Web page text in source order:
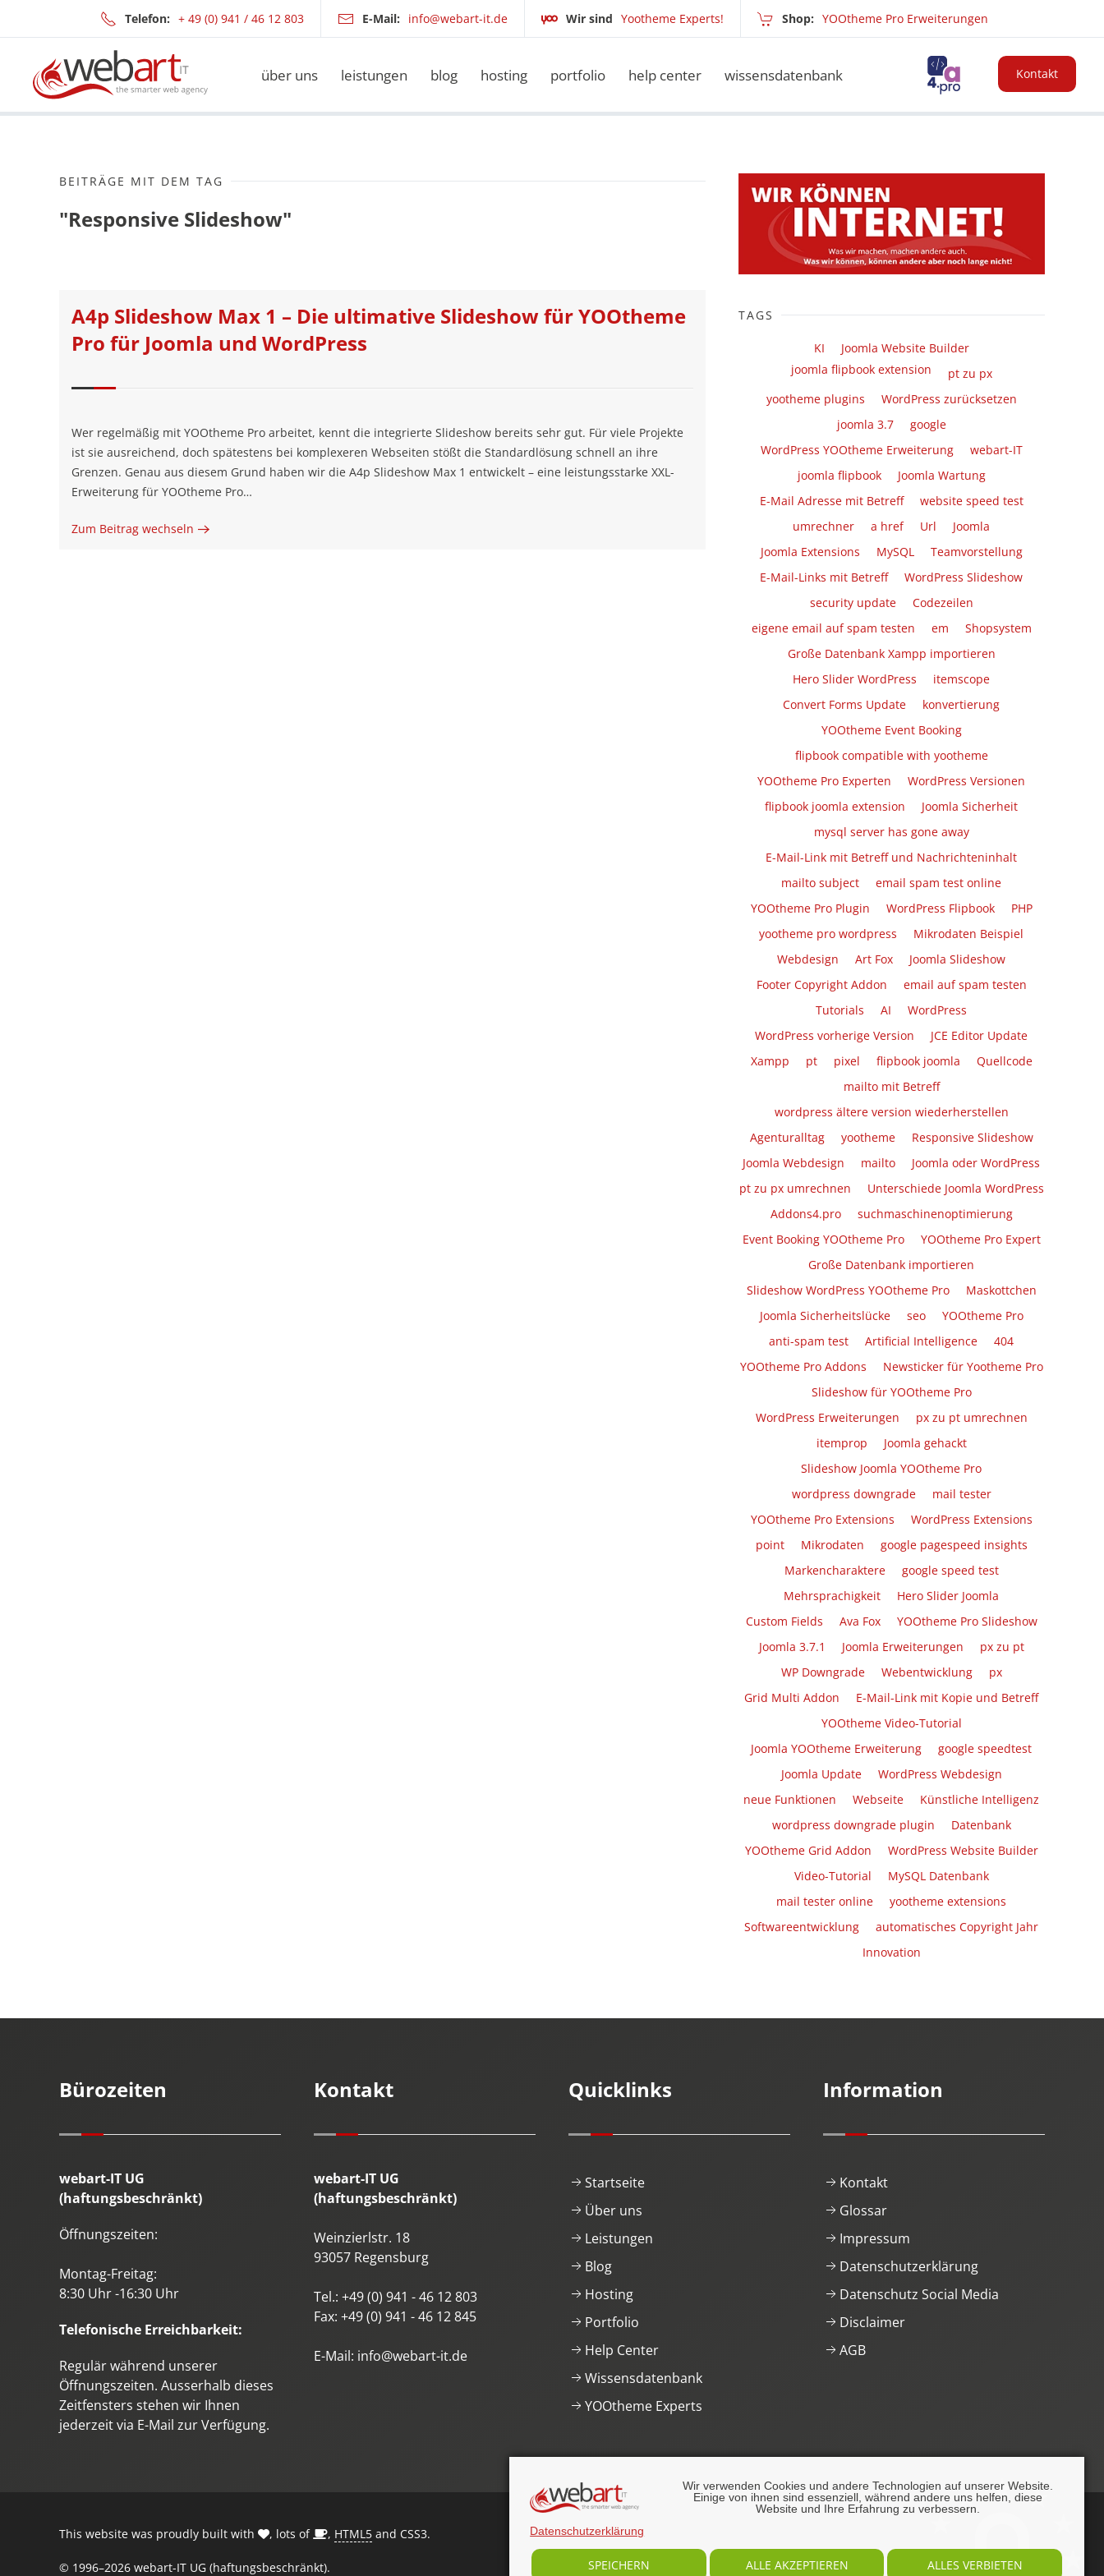
Wir verwenden Cookies und andere Technologien auf unserer Website.
Einige von ihnen sind essenziell, während andere uns helfen, diese
Website und Ihre Erfahrung zu verbessern.
Datenschutzerklärung
SPEICHERN ALLE AKZEPTIEREN ALLES VERBIETEN
Zum Hauptinhalt springen
Telefon: + 49 (0) 941 / 46 12 803 E-Mail: info@webart-it.de Wir sind Yootheme Experts! Shop: YOOtheme Pro Erweiterungen
über uns leistungen blog hosting portfolio help center wissensdatenbank Kontakt
BEITRÄGE MIT DEM TAG
"Responsive Slideshow"
A4p Slideshow Max 1 – Die ultimative Slideshow für YOOtheme
Pro für Joomla und WordPress
Wer regelmäßig mit YOOtheme Pro arbeitet, kennt die integrierte Slideshow bereits sehr gut. Für viele Projekte
ist sie ausreichend, doch spätestens bei komplexeren Webseiten stößt die Standardlösung schnell an ihre
Grenzen. Genau aus diesem Grund haben wir die A4p Slideshow Max 1 entwickelt – eine leistungsstarke XXL-
Erweiterung für YOOtheme Pro…
Zum Beitrag wechseln
TAGS
KI
Joomla Website Builder
joomla flipbook extension
pt zu px
yootheme plugins
WordPress zurücksetzen
joomla 3.7
google
WordPress YOOtheme Erweiterung
webart-IT
joomla flipbook
Joomla Wartung
E-Mail Adresse mit Betreff
website speed test
umrechner
a href Url
Joomla
Joomla Extensions
MySQL
Teamvorstellung
E-Mail-Links mit Betreff
WordPress Slideshow
security update
Codezeilen
eigene email auf spam testen
em
Shopsystem
Große Datenbank Xampp importieren
Hero Slider WordPress
itemscope
Convert Forms Update
konvertierung
YOOtheme Event Booking
flipbook compatible with yootheme
YOOtheme Pro Experten
WordPress Versionen
flipbook joomla extension
Joomla Sicherheit
mysql server has gone away
E-Mail-Link mit Betreff und Nachrichteninhalt
mailto subject
email spam test online
YOOtheme Pro Plugin
WordPress Flipbook
PHP
yootheme pro wordpress
Mikrodaten Beispiel
Webdesign
Art Fox
Joomla Slideshow
Footer Copyright Addon
email auf spam testen
Tutorials
AI
WordPress
WordPress vorherige Version
JCE Editor Update
Xampp
pt pixel flipbook joomla
Quellcode
mailto mit Betreff
wordpress ältere version wiederherstellen
Agenturalltag
yootheme
Responsive Slideshow
Joomla Webdesign
mailto
Joomla oder WordPress
pt zu px umrechnen
Unterschiede Joomla WordPress
Addons4.pro
suchmaschinenoptimierung
Event Booking YOOtheme Pro
YOOtheme Pro Expert
Große Datenbank importieren
Slideshow WordPress YOOtheme Pro
Maskottchen
Joomla Sicherheitslücke
seo
YOOtheme Pro
anti-spam test
Artificial Intelligence
404
YOOtheme Pro Addons
Newsticker für Yootheme Pro
Slideshow für YOOtheme Pro
WordPress Erweiterungen
px zu pt umrechnen
itemprop
Joomla gehackt
Slideshow Joomla YOOtheme Pro
wordpress downgrade
mail tester
YOOtheme Pro Extensions
WordPress Extensions
point
Mikrodaten
google pagespeed insights
Markencharaktere
google speed test
Mehrsprachigkeit
Hero Slider Joomla
Custom Fields
Ava Fox
YOOtheme Pro Slideshow
Joomla 3.7.1
Joomla Erweiterungen
px zu pt
WP Downgrade
Webentwicklung
px
Grid Multi Addon
E-Mail-Link mit Kopie und Betreff
YOOtheme Video-Tutorial
Joomla YOOtheme Erweiterung
google speedtest
Joomla Update
WordPress Webdesign
neue Funktionen
Webseite
Künstliche Intelligenz
wordpress downgrade plugin
Datenbank
YOOtheme Grid Addon
WordPress Website Builder
Video-Tutorial
MySQL Datenbank
mail tester online
yootheme extensions
Softwareentwicklung
automatisches Copyright Jahr
Innovation
Bürozeiten
webart-IT UG
(haftungsbeschränkt)
Öffnungszeiten:
Montag-Freitag:
8:30 Uhr -16:30 Uhr
Telefonische Erreichbarkeit:
Regulär während unserer
Öffnungszeiten. Ausserhalb dieses
Zeitfensters stehen wir Ihnen
jederzeit via E-Mail zur Verfügung.
Kontakt
webart-IT UG
(haftungsbeschränkt)
Weinzierlstr. 18
93057 Regensburg
Tel.: +49 (0) 941 - 46 12 803
Fax: +49 (0) 941 - 46 12 845
E-Mail: info@webart-it.de
Quicklinks
Startseite
Über uns
Leistungen
Blog
Hosting
Portfolio
Help Center
Wissensdatenbank
YOOtheme Experts
Information
Kontakt
Glossar
Impressum
Datenschutzerklärung
Datenschutz Social Media
Disclaimer
AGB
This website was proudly built with , lots of , HTML5 and CSS3.
© 1996–2026 webart-IT UG (haftungsbeschränkt).